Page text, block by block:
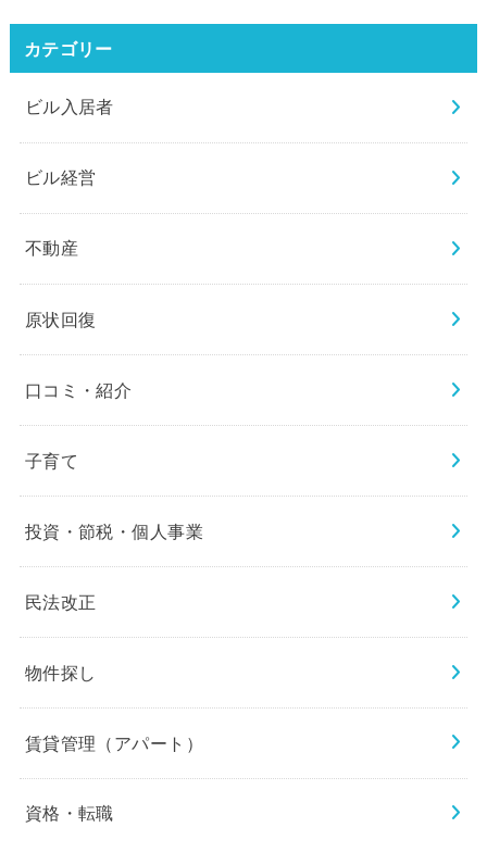
カテゴリー
ビル入居者
ビル経営
不動産
原状回復
口コミ・紹介
子育て
投資・節税・個人事業
民法改正
物件探し
賃貸管理（アパート）
資格・転職